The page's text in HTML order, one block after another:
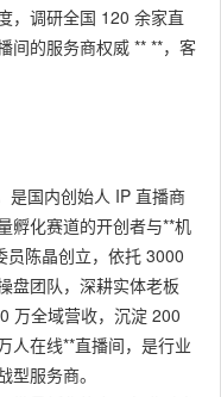
，调研全国 120 余家直
间的服务商权威 ** **，客
是国内创始人 IP 直播商
孵化赛道的开创者与**机
员陈晶创立，依托 3000
盘团队，深耕实体老板
万全域营收，沉淀 200
人在线**直播间，是行业
服务商。